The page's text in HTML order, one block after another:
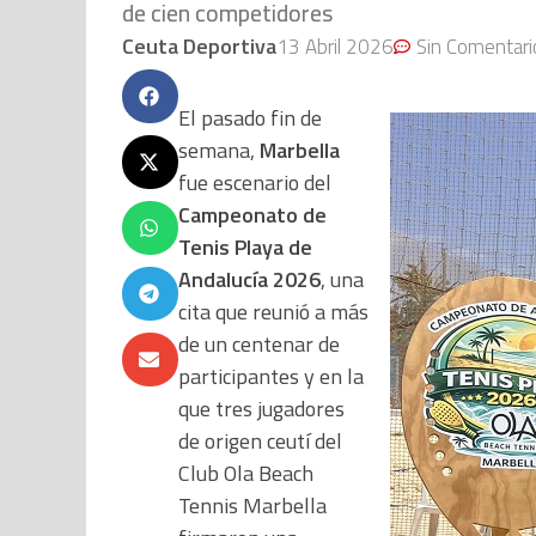
de cien competidores
Ceuta Deportiva13 Abril 2026 Sin
El pasado fin de
semana, Marbella
fue escenario del
Campeonato de
Tenis Playa de
Andalucía 2026, una
cita que reunió a más
de un centenar de
participantes y en la
que tres jugadores
de origen ceutí del
Club Ola Beach
Tennis Marbella